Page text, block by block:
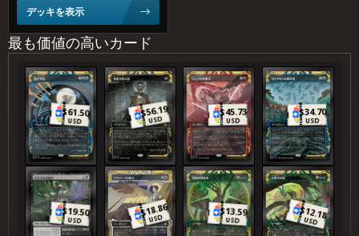
デッキを表示
最も価値の高いカード
意(い)志(し)の力(ちから)
$61.50
USD
吸(きゅう)血(けつ)の教(きょう)示(じ)者(しゃ)
$56.19
USD
ジェスカの意(い)志(し)
$45.73
USD
サイクロンの裂(さ)け目(め)
$34.70
USD
悲(ひ)哀(あい)の名(めい)誉(よ)教(きょう)授(じゅ)
$19.50
USD
アクローマの意(い)志(し)
$18.86
USD
森(しん)林(りん)の目(め)覚(ざ)め
$13.59
USD
大(たい)軍(ぐん)の功(こう)
$12.18
USD